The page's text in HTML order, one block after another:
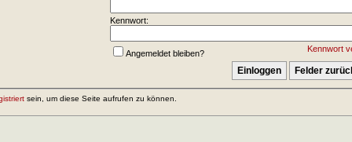
Kennwort:
Kennwort
Angemeldet bleiben?
sein, um diese Seite aufrufen zu können.